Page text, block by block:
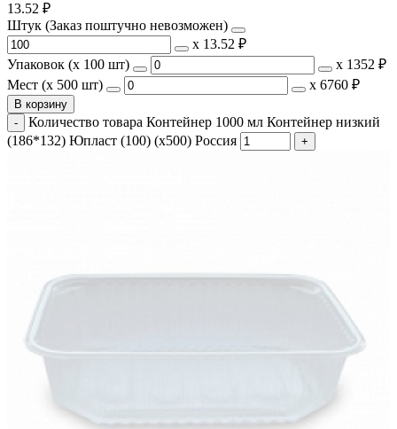
13.52 ₽
Штук (Заказ поштучно невозможен)
х 13.52 ₽
Упаковок (x 100 шт)
х 1352 ₽
Мест (x 500 шт)
х 6760 ₽
В корзину
Количество товара Контейнер 1000 мл Контейнер низкий
(186*132) Юпласт (100) (х500) Россия